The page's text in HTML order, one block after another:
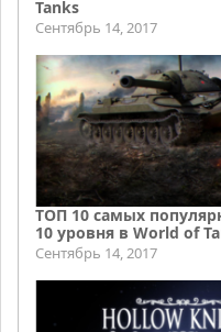
Tanks
Сентябрь 14, 2017
ТОП 10 самых
10 уровня в World of
Сентябрь 14, 2017